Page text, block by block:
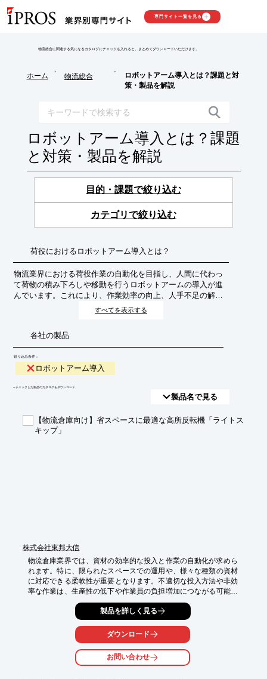
専門サイト一覧を見る
物流総合に関連する気になるカタログにチェックを入れると、まとめてダウンロードいただけます。
ホーム
>
物流総合
>
ロボットアーム導入とは？課題と対
策・製品を解説
ロボットアーム導入とは？課題
と対策・製品を解説
目的・課題で絞り込む
カテゴリで絞り込む
荷役におけるロボットアーム導入とは？
物流業界における荷役作業の自動化を目指し、人間に代わっ
て荷物の積み下ろしや移動を行うロボットアームの導入が進
んでいます。これにより、作業効率の向上、人手不足の解
消、作業員の負担軽減、安全性の向上が期待されます。
すべてを表示する
各社の製品
絞り込み条件：
ロボットアーム導入
​▼チェックした製品のカタログをダウンロード
製品名で見る
【物流倉庫向け】省スペースに最適な高所反転機「ライトス
キップ」
株式会社東邦大信
物流倉庫業界では、資材の効率的な投入と作業の自動化が求めら
れます。特に、限られたスペースでの運用や、様々な種類の資材
に対応できる柔軟性が重要となります。不適切な投入方法や非効
率な作業は、生産性の低下や作業員の負担増加につながる可能性
があります。当社の電動昇降反転機「ライトスキップ」は、シン
プルな構造とコンパクト設計により、設置場所を選ばず、軽量物
の自動投入を実現します。
【活用シーン】
・バラ物、小物、粉粒体、練り物の投入作業
・自動化ラインへの組み込み
製品を詳しく見る
ダウンロード
お問い合わせ